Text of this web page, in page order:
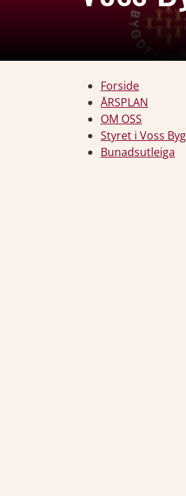
Forside
ÅRSPLAN
OM OSS
Styret i Voss
Bunadsutleiga